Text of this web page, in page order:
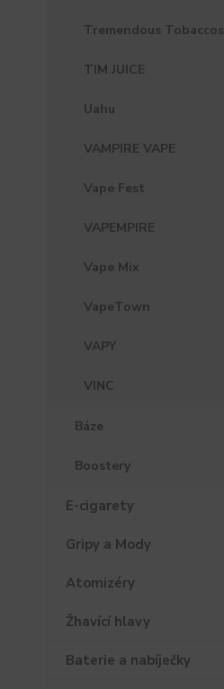
Tremendous Tobaccos
TIM JUICE
Uahu
VAMPIRE VAPE
Vape Fest
VAPEMPIRE
Vape Mix
VapeTown
VAPY
VINC
Báze
Boostery
E-cigarety
Gripy a Mody
Atomizéry
Žhavící hlavy
Baterie a nabíječky